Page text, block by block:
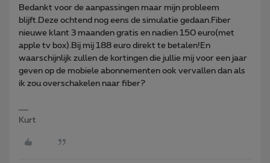
Bedankt voor de aanpassingen maar mijn probleem
blijft.Deze ochtend nog eens de simulatie gedaan.Fiber
nieuwe klant 3 maanden gratis en nadien 150 euro(met
apple tv box).Bij mij 188 euro direkt te betalen!En
waarschijnlijk zullen de kortingen die jullie mij voor een jaar
geven op de mobiele abonnementen ook vervallen dan als
ik zou overschakelen naar fiber?
Kurt